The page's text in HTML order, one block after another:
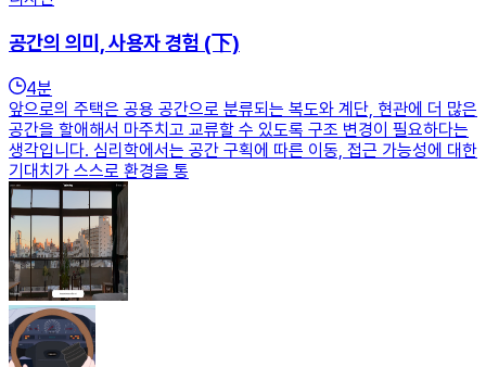
공간의 의미, 사용자 경험 (下)
4분
앞으로의 주택은 공용 공간으로 분류되는 복도와 계단, 현관에 더 많은
공간을 할애해서 마주치고 교류할 수 있도록 구조 변경이 필요하다는
생각입니다. 심리학에서는 공간 구획에 따른 이동, 접근 가능성에 대한
기대치가 스스로 환경을 통